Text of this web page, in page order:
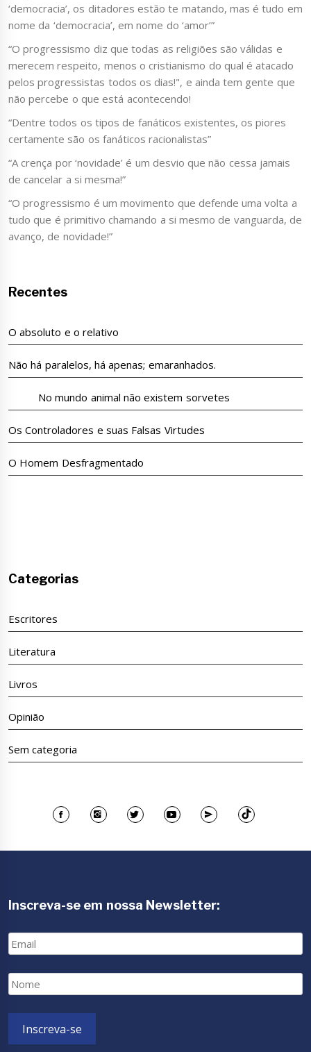
‘democracia’, os ditadores estão te matando, mas é tudo em
nome da ‘democracia’, em nome do ‘amor’”
“O progressismo diz que todas as religiões são válidas e
merecem respeito, menos o cristianismo do qual é atacado
pelos progressistas todos os dias!", e ainda tem gente que
não percebe o que está acontecendo!
“Dentre todos os tipos de fanáticos existentes, os piores
certamente são os fanáticos racionalistas”
“A crença por ‘novidade’ é um desvio que não cessa jamais
de cancelar a si mesma!”
“O progressismo é um movimento que defende uma volta a
tudo que é primitivo chamando a si mesmo de vanguarda, de
avanço, de novidade!”
Recentes
O absoluto e o relativo
Não há paralelos, há apenas; emaranhados.
No mundo animal não existem sorvetes
Os Controladores e suas Falsas Virtudes
O Homem Desfragmentado
Categorias
Escritores
Literatura
Livros
Opinião
Sem categoria
Inscreva-se em nossa Newsletter:
Email
Nome
Inscreva-se